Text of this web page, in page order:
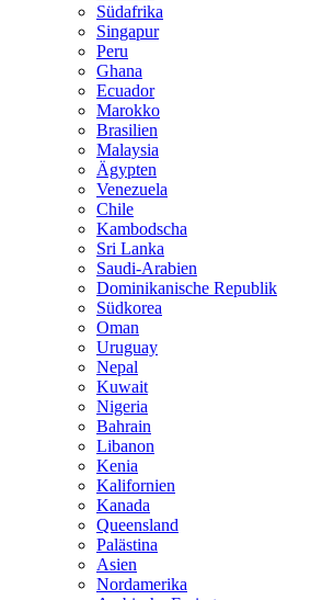
Südafrika
Singapur
Peru
Ghana
Ecuador
Marokko
Brasilien
Malaysia
Ägypten
Venezuela
Chile
Kambodscha
Sri Lanka
Saudi-Arabien
Dominikanische Republik
Südkorea
Oman
Uruguay
Nepal
Kuwait
Nigeria
Bahrain
Libanon
Kenia
Kalifornien
Kanada
Queensland
Palästina
Asien
Nordamerika